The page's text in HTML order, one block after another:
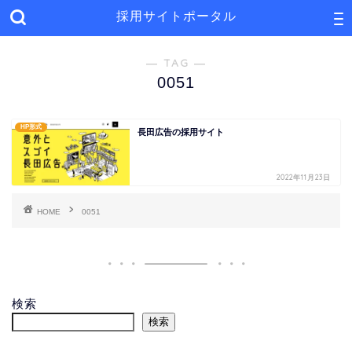
採用サイトポータル
― TAG ―
0051
HP形式
長田広告の採用サイト
2022年11月23日
HOME 0051
検索
検索